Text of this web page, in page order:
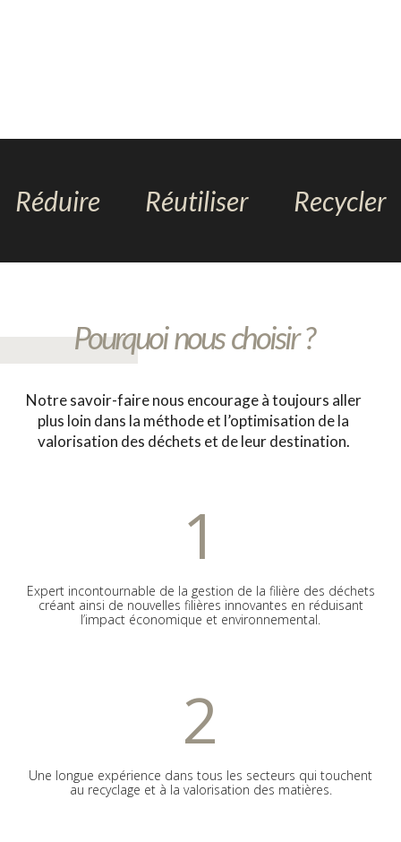
Réduire Réutiliser Recycler
Pourquoi nous choisir ?
Notre savoir-faire nous encourage à toujours aller
plus loin dans la méthode et l’optimisation de la
valorisation des déchets et de leur destination.
1
Expert incontournable de la gestion de la filière des déchets
créant ainsi de nouvelles filières innovantes en réduisant
l’impact économique et environnemental.
2
Une longue expérience dans tous les secteurs qui touchent
au recyclage et à la valorisation des matières.